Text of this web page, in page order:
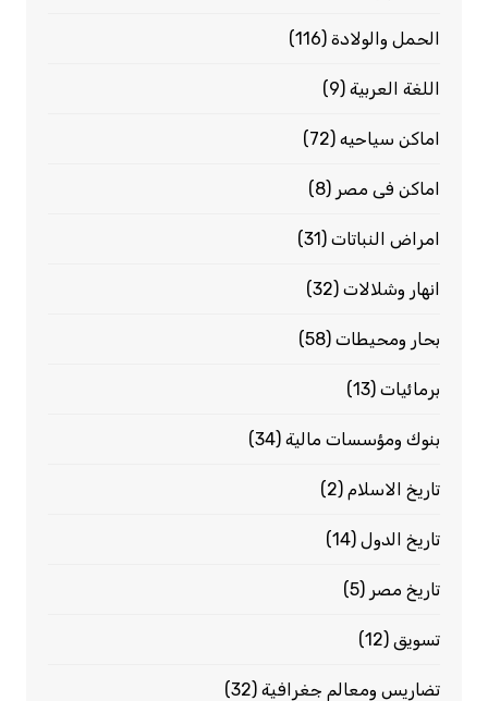
الحمل والولادة(116)
اللغة العربية(9)
اماكن سياحيه(72)
اماكن فى مصر (8)
امراض النباتات(31)
انهار وشلالات(32)
بحار ومحيطات(58)
برمائيات(13)
بنوك ومؤسسات مالية(34)
تاريخ الاسلام (2)
تاريخ الدول(14)
تاريخ مصر (5)
تسويق (12)
تضاريس ومعالم جغرافية(32)